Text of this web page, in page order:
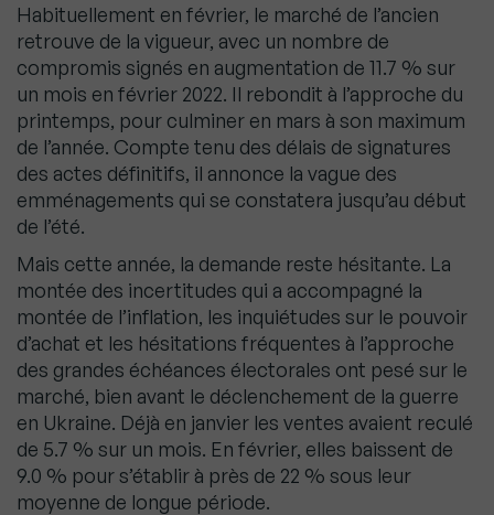
Habituellement en février, le marché de l’ancien
retrouve de la vigueur, avec un nombre de
compromis signés en augmentation de 11.7 % sur
un mois en février 2022. Il rebondit à l’approche du
printemps, pour culminer en mars à son maximum
de l’année. Compte tenu des délais de signatures
des actes définitifs, il annonce la vague des
emménagements qui se constatera jusqu’au début
de l’été.
Mais cette année, la demande reste hésitante. La
montée des incertitudes qui a accompagné la
montée de l’inflation, les inquiétudes sur le pouvoir
d’achat et les hésitations fréquentes à l’approche
des grandes échéances électorales ont pesé sur le
marché, bien avant le déclenchement de la guerre
en Ukraine. Déjà en janvier les ventes avaient reculé
de 5.7 % sur un mois. En février, elles baissent de
9.0 % pour s’établir à près de 22 % sous leur
moyenne de longue période.